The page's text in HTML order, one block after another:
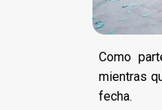
Como
mientras
fecha.